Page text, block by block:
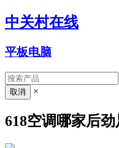
中关村在线
平板电脑
×
618空调哪家后